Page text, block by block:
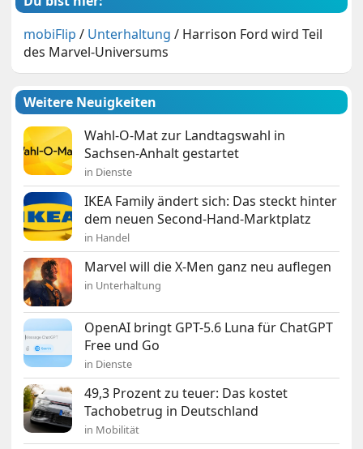
mobiFlip / Unterhaltung / Harrison Ford wird Teil
des Marvel-Universums
Weitere Neuigkeiten
Wahl-O-Mat zur Landtagswahl in
Sachsen-Anhalt gestartet
in Dienste
IKEA Family ändert sich: Das steckt hinter
dem neuen Second-Hand-Marktplatz
in Handel
Marvel will die X-Men ganz neu auflegen
in Unterhaltung
OpenAI bringt GPT-5.6 Luna für ChatGPT
Free und Go
in Dienste
49,3 Prozent zu teuer: Das kostet
Tachobetrug in Deutschland
in Mobilität